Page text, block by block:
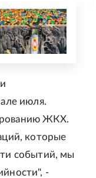
июля.
ЖКХ.
которые
событий, мы
-